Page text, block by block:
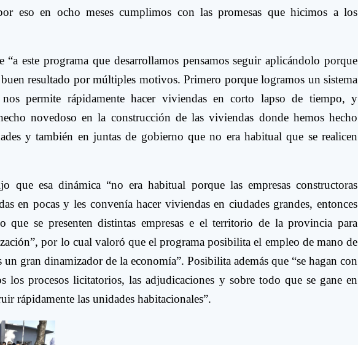
eso en ocho meses cumplimos con las promesas que hicimos a los
este programa que desarrollamos pensamos seguir aplicándolo porque
resultado por múltiples motivos. Primero porque logramos un sistema
permite rápidamente hacer viviendas en corto lapso de tiempo, y
novedoso en la construcción de las viviendas donde hemos hecho
y también en juntas de gobierno que no era habitual que se realicen
que esa dinámica “no era habitual porque las empresas constructoras
en pocas y les convenía hacer viviendas en ciudades grandes, entonces
que se presenten distintas empresas e el territorio de la provincia para
por lo cual valoró que el programa posibilita el empleo de mano de
un gran dinamizador de la economía”. Posibilita además que “se hagan con
los procesos licitatorios, las adjudicaciones y sobre todo que se gane en
rápidamente las unidades habitacionales”.